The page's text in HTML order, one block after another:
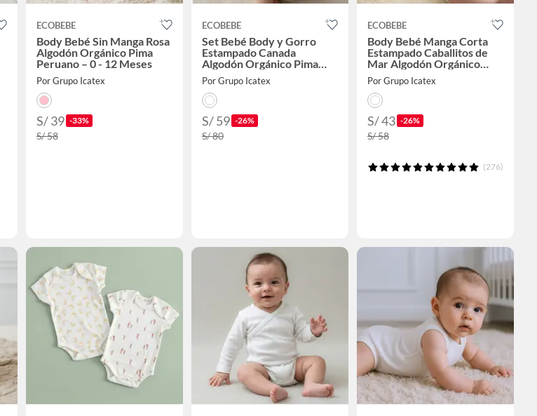
ECOBEBE
Body Bebé Sin Manga Rosa
Algodón Orgánico Pima
Peruano – 0 - 12 Meses
Por Grupo Icatex
S/ 39 -33%
S/ 58
ECOBEBE
Set Bebé Body y Gorro
Estampado Canada
Algodón Orgánico Pima
Regalo
Por Grupo Icatex
S/ 59 -26%
S/ 80
ECOBEBE
Body Bebé Manga Corta
Estampado Caballitos de
Mar Algodón Orgánico
Pima
Por Grupo Icatex
S/ 43 -26%
S/ 58
(276)